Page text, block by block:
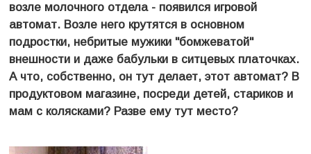
возле молочного отдела - появился игровой
автомат. Возле него крутятся в основном
подростки, небритые мужики "бомжеватой"
внешности и даже бабульки в ситцевых платочках.
А что, собственно, он тут делает, этот автомат? В
продуктовом магазине, посреди детей, стариков и
мам с колясками? Разве ему тут место?